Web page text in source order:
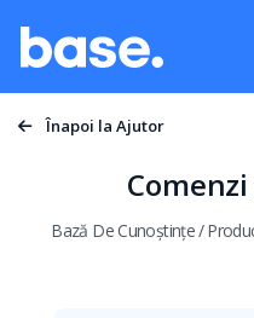
Functii
Prezentare functii
Manager comenzi
Înapoi la Ajutor
Bază De Cunoștințe/